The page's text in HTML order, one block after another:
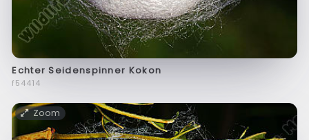
Echter Seidenspinner Kokon
f54414
Zoom